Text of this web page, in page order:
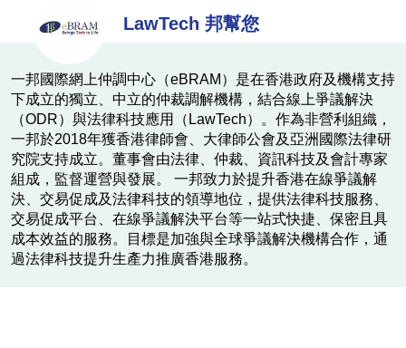
樓
市
理
財
商
業
LawTech 邦幫您
一邦國際網上仲調中心（eBRAM）是在香港政府及機構支持
下成立的獨立、中立的仲裁調解機構，結合線上爭議解決
（ODR）與法律科技應用（LawTech）。作為非營利組織，
一邦於2018年獲香港律師會、大律師公會及亞洲國際法律研
究院支持成立。董事會由法律、仲裁、資訊科技及會計專家
組成，監督運營與發展。 一邦致力於提升香港在線爭議解
決、交易促成及法律科技的領導地位，提供法律科技服務、
交易促成平台、在線爭議解決平台等一站式快捷、保密且具
成本效益的服務。目標是加強與全球爭議解決機構合作，通
過法律科技提升生產力推廣香港服務。